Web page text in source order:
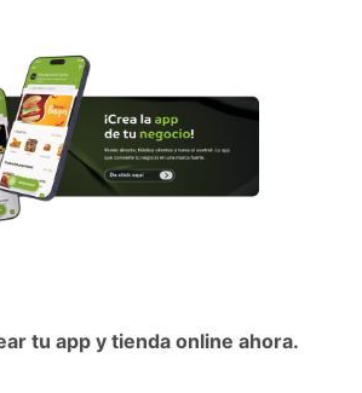
tu app y tienda online ahora.